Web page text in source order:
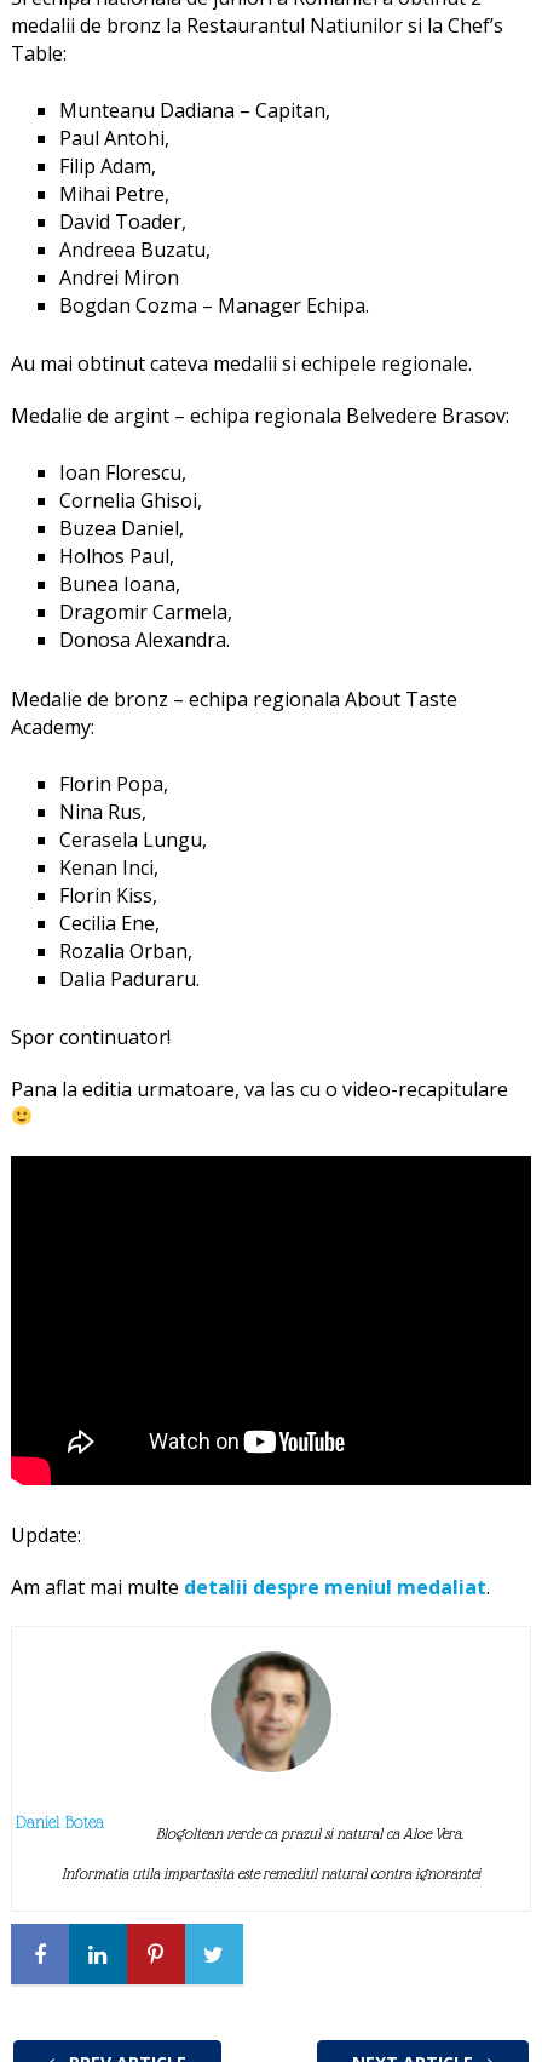
medalii de bronz la Restaurantul Natiunilor si la Chef’s
Table:
Munteanu Dadiana – Capitan,
Paul Antohi,
Filip Adam,
Mihai Petre,
David Toader,
Andreea Buzatu,
Andrei Miron
Bogdan Cozma – Manager Echipa.
Au mai obtinut cateva medalii si echipele regionale.
Medalie de argint – echipa regionala Belvedere Brasov:
Ioan Florescu,
Cornelia Ghisoi,
Buzea Daniel,
Holhos Paul,
Bunea Ioana,
Dragomir Carmela,
Donosa Alexandra.
Medalie de bronz – echipa regionala About Taste
Academy:
Florin Popa,
Nina Rus,
Cerasela Lungu,
Kenan Inci,
Florin Kiss,
Cecilia Ene,
Rozalia Orban,
Dalia Paduraru.
Spor continuator!
Pana la editia urmatoare, va las cu o video-recapitulare
Update:
Am aflat mai multe detalii despre meniul medaliat.
Daniel Botea
Blogoltean verde ca prazul si natural ca Aloe Vera.
Informatia utila impartasita este remediul natural contra ignorantei